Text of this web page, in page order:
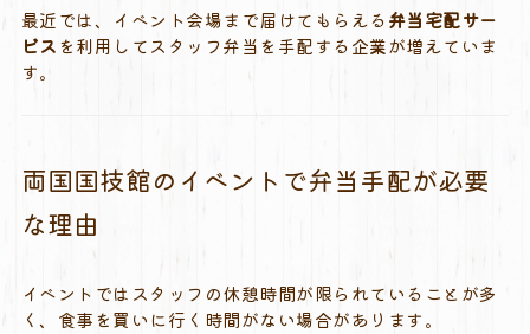
最近では、イベント会場まで届けてもらえる 弁当宅配サー
ビスを利用してスタッフ弁当を手配する企業が増えていま
す。
両国国技館のイベントで弁当手配が必要
な理由
イベントではスタッフの休憩時間が限られていることが多
く、食事を買いに行く時間がない場合があります。